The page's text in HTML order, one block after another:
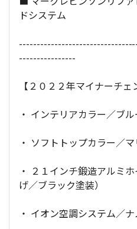
ドシステム
----------------
【２０２２年マイナーチェ
・ インテリアカラー／ブ
・ ソフトトップカラー／
・ ２１インチ鍛造アルミ
げ／ブラック塗装）
・ イオン空調システム／